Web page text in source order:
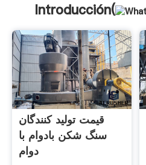
Introducción(
قیمت تولید کنندگان
سنگ شکن بادوام با
دوام